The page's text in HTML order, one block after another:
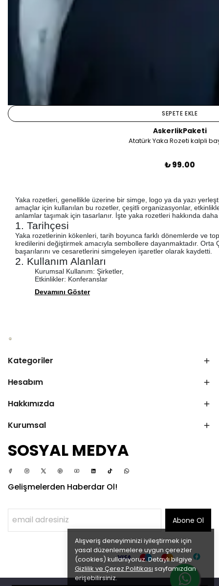
Alışveriş deneyiminizi iyileştirmek için
yasal düzenlemelere uygun çerezler
(cookies) kullanıyoruz. Detaylı bilgiye
Gizlilik ve Çerez Politikası sayfamızdan
erişebilirsiniz.
SEPETE EKLE
AskerlikPaketi
Atatürk Yaka Rozeti kalpli
₺ 99.00
Yaka rozetleri, genellikle üzerine bir simge, logo ya da yazı
amaçlar için kullanılan bu rozetler, çeşitli organizasyonlar,
anlamlar taşımak için tasarlanır. İşte yaka rozetleri hakkında
1. Tarihçesi
Yaka rozetlerinin kökenleri, tarih boyunca farklı dönemlerde ve
kredilerini değiştirmek amacıyla sembollere dayanmaktadır. Orta
başarılarını ve cesaretlerini simgeleyen işaretler olarak kaydetti.
2. Kullanım Alanları
Kurumsal Kullanım: Şirketler,
Etkinlikler: Konferanslar
Devamını Göster
Kategoriler
Hesabım
Hakkımızda
Kurumsal
SOSYAL MEDYA
Gelişmelerden Haberdar Ol!
Abone Ol